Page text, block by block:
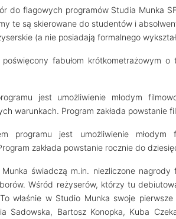
do flagowych programów Studia Munka
te są skierowane do studentów i
(a nie posiadają formalnego
fabułom krótkometrażowym o
jest umożliwienie młodym
warunkach. Program zakłada powstanie
programu jest umożliwienie młodym
zakłada powstanie rocznie do
świadczą m.in. niezliczone
Wśród reżyserów, którzy tu
właśnie w Studio Munka swoje
Sadowska, Bartosz Konopka, Kuba